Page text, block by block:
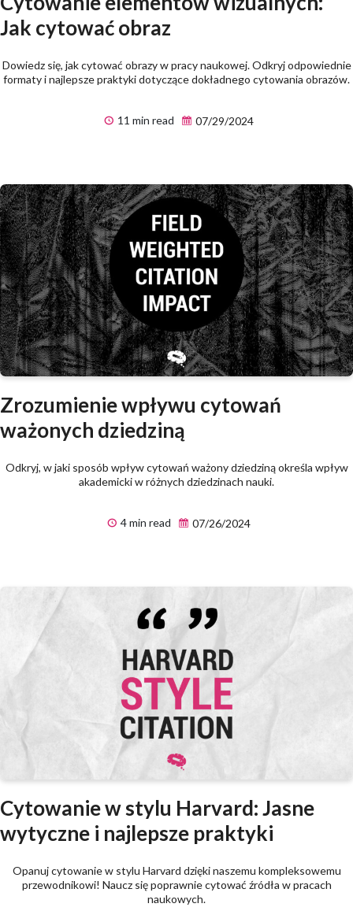
Jak cytować obraz
Dowiedz się, jak cytować obrazy w pracy naukowej. Odkryj odpowiednie
formaty i najlepsze praktyki dotyczące dokładnego cytowania obrazów.
11 min read 07/29/2024
Zrozumienie wpływu cytowań
ważonych dziedziną
Odkryj, w jaki sposób wpływ cytowań ważony dziedziną określa wpływ
akademicki w różnych dziedzinach nauki.
4 min read 07/26/2024
Cytowanie w stylu Harvard: Jasne
wytyczne i najlepsze praktyki
Opanuj cytowanie w stylu Harvard dzięki naszemu kompleksowemu
przewodnikowi! Naucz się poprawnie cytować źródła w pracach
naukowych.